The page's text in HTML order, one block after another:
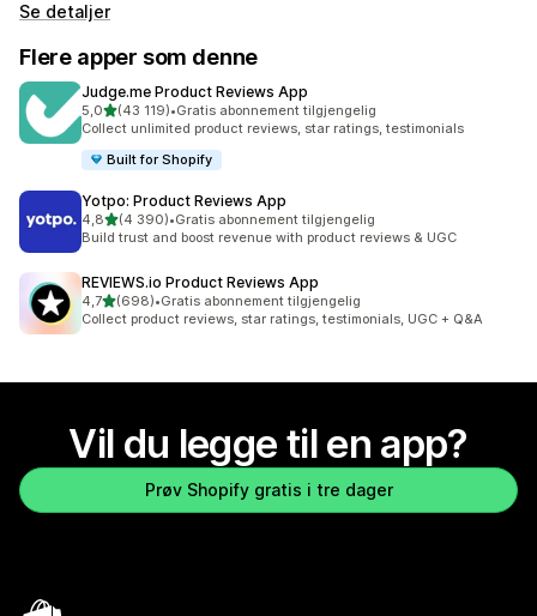
Se detaljer
Flere apper som denne
Judge.me Product Reviews App
5,0av 5 stjerner
(43 119)
Totalt 43119 omtaler
•Gratis abonnement tilgjengelig
Collect unlimited product reviews, star ratings, testimonials
Built for Shopify
Yotpo: Product Reviews App
4,8av 5 stjerner
(4 390)
Totalt 4390 omtaler
•Gratis abonnement tilgjengelig
Build trust and boost revenue with product reviews & UGC
REVIEWS.io Product Reviews App
4,7av 5 stjerner
(698)
Totalt 698 omtaler
•Gratis abonnement tilgjengelig
Collect product reviews, star ratings, testimonials, UGC + Q&A
Vil du legge til en app?
Prøv Shopify gratis i tre dager